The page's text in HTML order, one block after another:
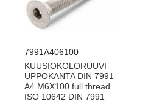
7991A406100
KUUSIOKOLORUUVI
UPPOKANTA DIN 7991
A4 M6X100 full thread
ISO 10642 DIN 7991